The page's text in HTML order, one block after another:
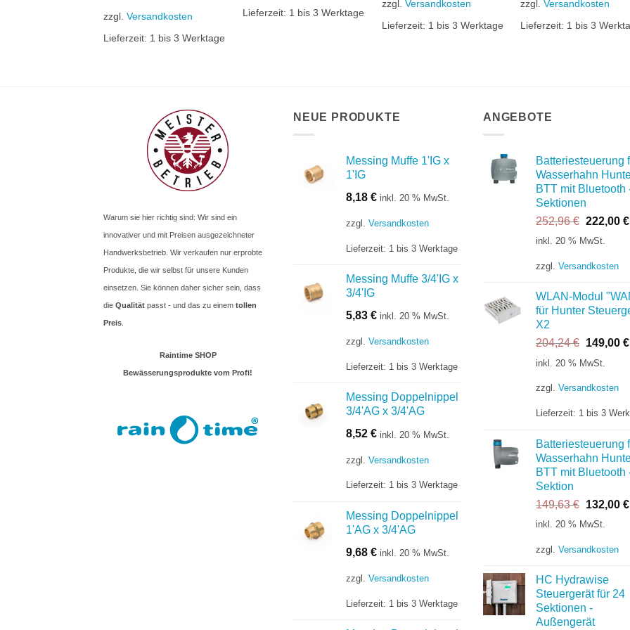
zzgl. Versandkosten
Lieferzeit: 1 bis 3 Werktage
Lieferzeit: 1 bis 3 Werktage
zzgl. Versandkosten
Lieferzeit: 1 bis 3 Werktage
zzgl.Versandkosten
Lieferzeit: 1 bis 3
Warum sie hier richtig sind: Wir sind ein
innovativer und mit Preisen ausgezeichneter
Handwerksbetrieb. Wir verkaufen nur erprobte
Produkte, die wir selbst für unsere Kunden
einsetzen. Sie können daher sicher sein, dass
die Qualität passt - und das zu einem tollen
Preis
Raintime SHOP
Bewässerungsprodukte vom Profi!
NEUE PRODUKTE
Messing Muffe 1'IG x
1'IG
8,18 € inkl. 20 % MwSt.
zzgl. Versandkosten
Lieferzeit: 1 bis 3 Werktage
Messing Muffe 3/4'IG x
3/4'IG
5,83 € inkl. 20 % MwSt.
zzgl. Versandkosten
Lieferzeit: 1 bis 3 Werktage
Messing Doppelnippel
3/4'AG x 3/4'AG
8,52 € inkl. 20 % MwSt.
zzgl. Versandkosten
Lieferzeit: 1 bis 3 Werktage
Messing Doppelnippel
1'AG x 3/4'AG
9,68 € inkl. 20 % MwSt.
zzgl. Versandkosten
Lieferzeit: 1 bis 3 Werktage
ANGEBOTE
Batteriesteuerung
Wasserhahn
BTT mit Bluetooth
Sektionen
252,96€
Preis
252,96 €
222,00 €
inkl. 20 % MwSt.
zzgl. Versandkosten
WLAN-Modul
für Hunter
X2
204,24€
Preis
204,24 €
149,00 €
inkl. 20 % MwSt.
zzgl. Versandkosten
Lieferzeit: 1 bis 3
Batteriesteuerung
Wasserhahn
BTT mit Bluetooth
Sektion
149,63€
Preis
149,63 €
132,00 €
inkl. 20 % MwSt.
zzgl. Versandkosten
HC Hydrawise
Steuergerät für 24
Sektionen -
Außengerät